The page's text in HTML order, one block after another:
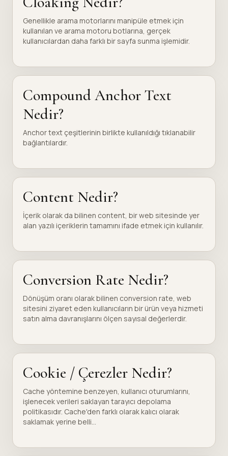
Genellikle arama motorlarını manipüle etmek için
kullanılan ve arama motoru botlarına, gerçek
kullanıcılardan daha farklı bir sayfa sunma işlemidir.
Compound Anchor Text
Nedir?
Anchor text çeşitlerinin birlikte kullanıldığı tıklanabilir
bağlantılardır.
Content Nedir?
İçerik olarak da bilinen content, bir web sitesinde yer
alan yazılı içeriklerin tamamını ifade etmek için kullanılır.
Conversion Rate Nedir?
Dönüşüm oranı olarak bilinen conversion rate, web
sitesini ziyaret eden kullanıcıların bir ürün veya hizmeti
satın alma davranışlarını ölçen sayısal değerlerdir.
Cookie / Çerezler Nedir?
Cache yöntemine benzeyen, kullanıcı oturumlarını,
işlenecek verileri saklayan tarayıcı depolama
politikasıdır. Cache'den farklı olarak kalıcı olarak
saklamak yerine belli...